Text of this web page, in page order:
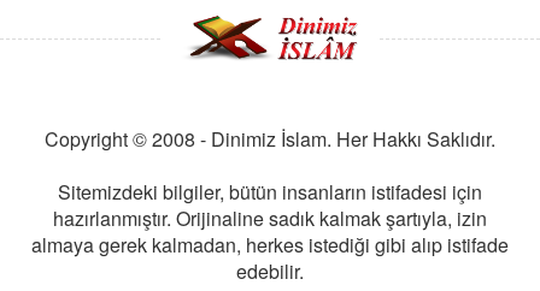
Copyright © 2008 - Dinimiz İslam. Her Hakkı Saklıdır.
Sitemizdeki bilgiler, bütün insanların istifadesi için
hazırlanmıştır. Orijinaline sadık kalmak şartıyla, izin
almaya gerek kalmadan, herkes istediği gibi alıp istifade
edebilir.